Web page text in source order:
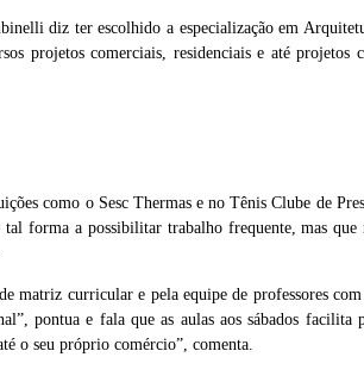
diz ter escolhido a especialização em
projetos comerciais, residenciais e até
como o Sesc Thermas e no Tênis Clube de
forma a possibilitar trabalho frequente, mas
matriz curricular e pela equipe de professores
pontua e fala que as aulas aos sábados
o seu próprio comércio”, comenta.